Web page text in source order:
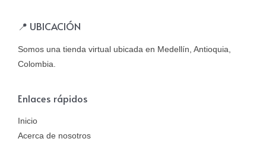
📍 UBICACIÓN
Somos una tienda virtual ubicada en Medellín, Antioquia,
Colombia.
Enlaces rápidos
Inicio
Acerca de nosotros